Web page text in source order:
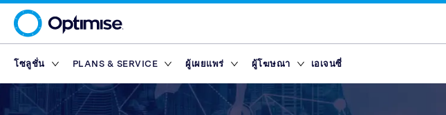
โซลูชั่น
Platform เครือข่ายพันธมิตร
PLANS & SERVICE
Platform Plans Service Plans
ผู้เผยแพร่
ภาพรวม Partner Types
ผู้โฆษณา
ภาพรวม มาร์เก็ตเพลส
เอเจนซี่